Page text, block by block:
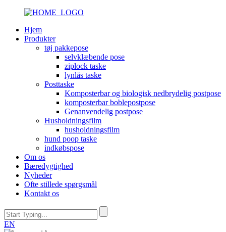
Hjem
Produkter
tøj pakkepose
selvklæbende pose
ziplock taske
lynlås taske
Posttaske
Komposterbar og biologisk nedbrydelig postpose
komposterbar boblepostpose
Genanvendelig postpose
Husholdningsfilm
husholdningsfilm
hund poop taske
indkøbspose
Om os
Bæredygtighed
Nyheder
Ofte stillede spørgsmål
Kontakt os
EN